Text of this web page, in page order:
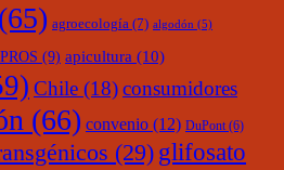
(65) agroecología (7) algodón (5)
(9) apicultura (10)
Chile (18)consumidores
(66) convenio (12) DuPont (6)
(29) glifosato